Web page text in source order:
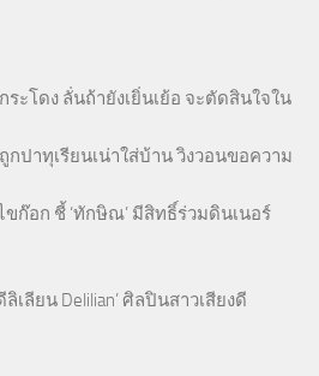
ระโดง ลั่นถ้ายังเยิ่นเย้อ จะตัดสินใจใน
กปาทุเรียนเน่าใส่บ้าน วิงวอนขอความ
ไขก๊อก ชี้ ‘ทักษิณ’ มีสิทธิ์ร่วมดินเนอร์
ลิเลียน Delilian’ ศิลปินสาวเสียงดี